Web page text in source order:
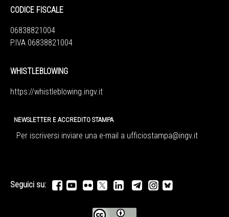
CODICE FISCALE
06838821004
P.IVA 06838821004
WHISTLEBLOWING
https://whistleblowing.ingv. it
NEWSLETTER E ACCREDITO STAMPA
Per iscriversi inviare una e-mail a ufficiostampa@ingv.it
Seguici su: